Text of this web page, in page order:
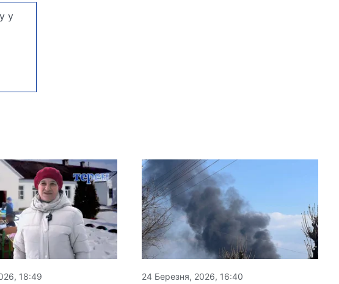
у
18:49 24 Березня, 2026, 16:40